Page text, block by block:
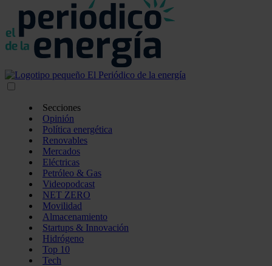
Secciones
Opinión
Política energética
Renovables
Mercados
Eléctricas
Petróleo & Gas
Videopodcast
NET ZERO
Movilidad
Almacenamiento
Startups & Innovación
Hidrógeno
Top 10
Tech